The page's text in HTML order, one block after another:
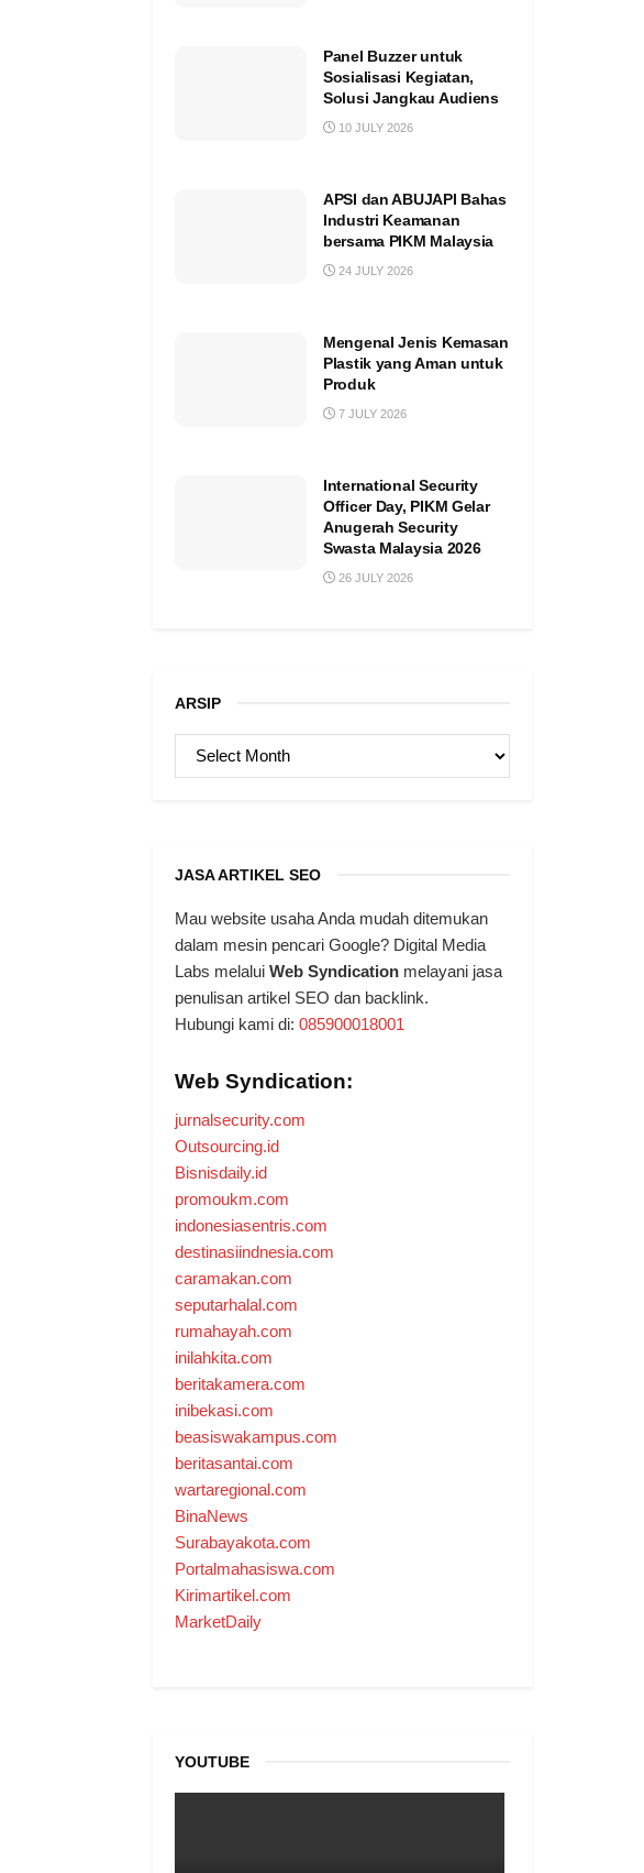
Panel Buzzer untuk
Sosialisasi Kegiatan,
Solusi Jangkau Audiens
10 JULY 2026
APSI dan ABUJAPI Bahas
Industri Keamanan
bersama PIKM Malaysia
24 JULY 2026
Mengenal Jenis Kemasan
Plastik yang Aman untuk
Produk
7 JULY 2026
International Security
Officer Day, PIKM Gelar
Anugerah Security
Swasta Malaysia 2026
26 JULY 2026
ARSIP
ARSIP
JASA ARTIKEL SEO
Mau website usaha Anda mudah ditemukan
dalam mesin pencari Google? Digital Media
Labs melalui Web Syndication melayani jasa
penulisan artikel SEO dan backlink.
Hubungi kami di: 085900018001
Web Syndication:
jurnalsecurity.com
Outsourcing.id
Bisnisdaily.id
promoukm.com
indonesiasentris.com
destinasiindnesia.com
caramakan.com
seputarhalal.com
rumahayah.com
inilahkita.com
beritakamera.com
inibekasi.com
beasiswakampus.com
beritasantai.com
wartaregional.com
BinaNews
Surabayakota.com
Portalmahasiswa.com
Kirimartikel.com
MarketDaily
YOUTUBE